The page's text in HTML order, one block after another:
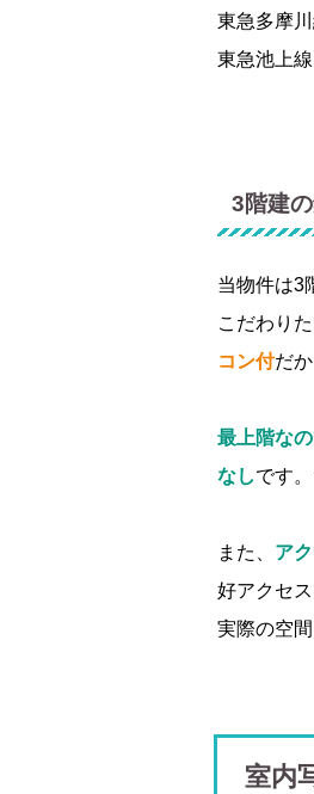
東急多摩
東急池上線
3階建
当物件は3
こだわり
コン付だ
最上階な
なしです
また、 ア
好アクセス
実際の空
室内